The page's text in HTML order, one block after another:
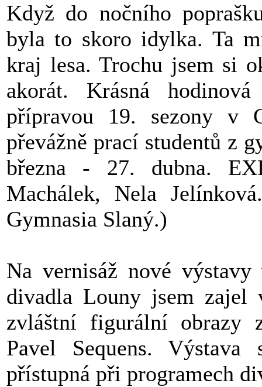
Když do nočního
byla to skoro idylka. Ta
kraj lesa. Trochu jsem si
akorát. Krásná
přípravou 19. sezony v
převážně prací studentů z
března - 27. dubna.
Machálek, Nela
Gymnasia Slaný.)
Na vernisáž nové
divadla Louny jsem zajel
zvláštní figurální obrazy
Pavel Sequens.
přístupná při programech